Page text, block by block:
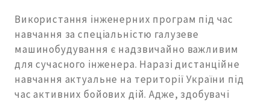
Використання інженерних програм під час
навчання за спеціальністю галузеве
машинобудування є надзвичайно важливим
для сучасного інженера. Наразі дистанційне
навчання актуальне на території України під
час активних бойових дій. Адже, здобувачі